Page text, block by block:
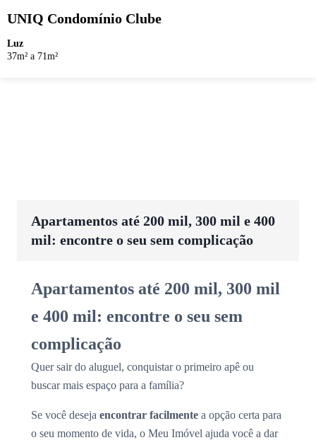
UNIQ Condomínio Clube
Luz
37m² a 71m²
Apartamentos até 200 mil, 300 mil e 400
mil: encontre o seu sem complicação
Apartamentos até 200 mil, 300 mil
e 400 mil: encontre o seu sem
complicação
Quer sair do aluguel, conquistar o primeiro apê ou
buscar mais espaço para a família?
Se você deseja encontrar facilmente a opção certa para
o seu momento de vida, o Meu Imóvel ajuda você a dar